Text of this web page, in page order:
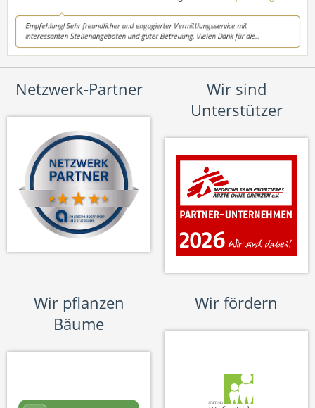
Netzwerk-Partner
Wir sind
Unterstützer
Wir pflanzen
Bäume
Wir fördern